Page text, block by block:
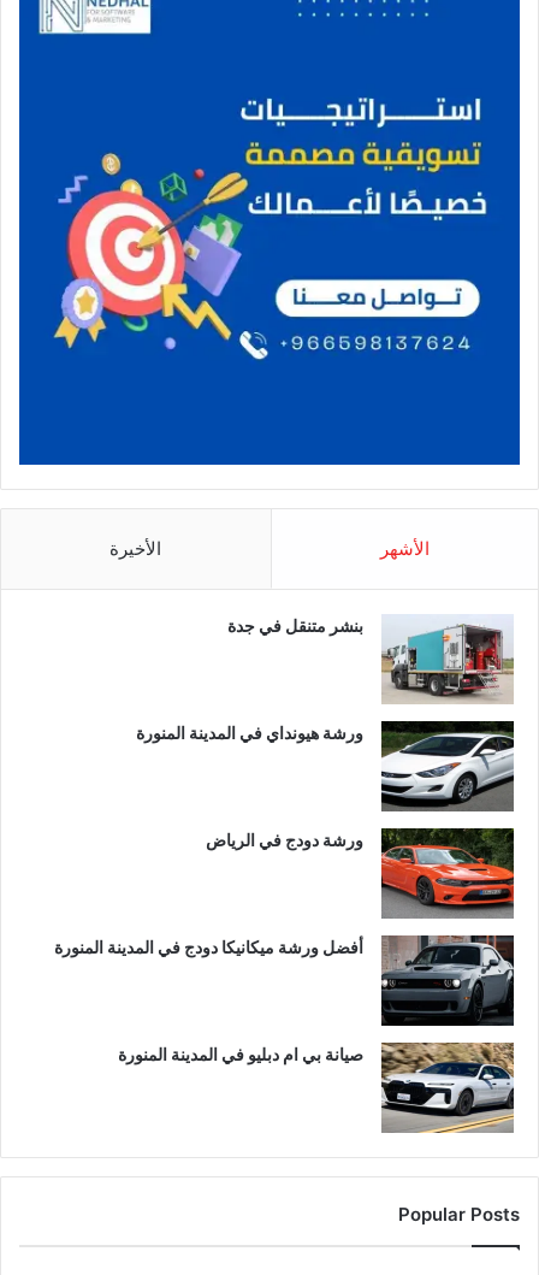
الأشهر الأخيرة
بنشر متنقل في جدة
ورشة هيونداي في المدينة المنورة
ورشة دودج في الرياض
أفضل ورشة ميكانيكا دودج في المدينة المنورة
صيانة بي ام دبليو في المدينة المنورة
Popular Posts